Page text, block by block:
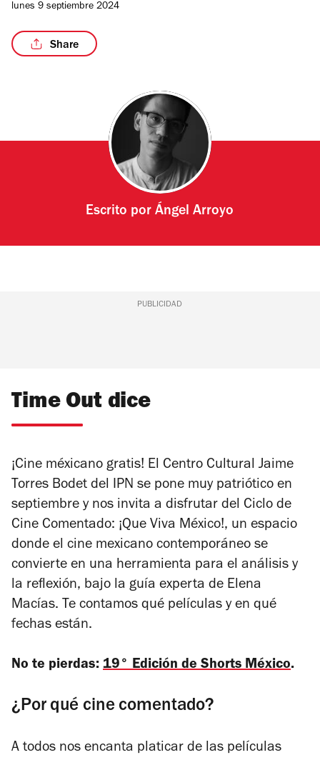
lunes 9 septiembre 2024
Share
Escrito porÁngel Arroyo
PUBLICIDAD
Time Out dice
¡Cine méxicano gratis! El Centro Cultural Jaime
Torres Bodet del IPN se pone muy patriótico en
septiembre y nos invita a disfrutar del Ciclo de
Cine Comentado: ¡Que Viva México!, un espacio
donde el cine mexicano contemporáneo se
convierte en una herramienta para el análisis y
la reflexión, bajo la guía experta de Elena
Macías. Te contamos qué películas y en qué
fechas están.
No te pierdas: 19° Edición de Shorts México.
¿Por qué cine comentado?
A todos nos encanta platicar de las películas